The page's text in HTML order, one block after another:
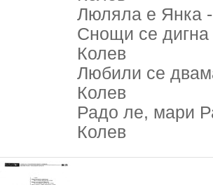
Люляла е Янка
Снощи се
Колев
Любили се
Колев
Радо ле, мари
Колев